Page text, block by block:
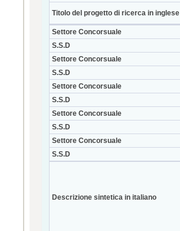
Titolo del progetto di ricerca in inglese
Settore Concorsuale
S.S.D
Settore Concorsuale
S.S.D
Settore Concorsuale
S.S.D
Settore Concorsuale
S.S.D
Settore Concorsuale
S.S.D
Descrizione sintetica in italiano